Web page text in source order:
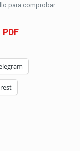
para comprobar